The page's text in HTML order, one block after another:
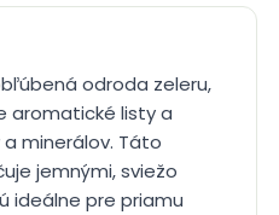
odroda zeleru,
aromatické listy a
minerálov. Táto
jemnými, sviežo
ideálne pre priamu